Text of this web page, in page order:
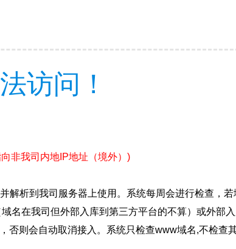
访问！
非我司内地IP地址（境外）)
解析到我司服务器上使用。系统每周会进行检查，
名在我司但外部入库到第三方平台的不算）或外部
否则会自动取消接入。系统只检查www域名,不检查